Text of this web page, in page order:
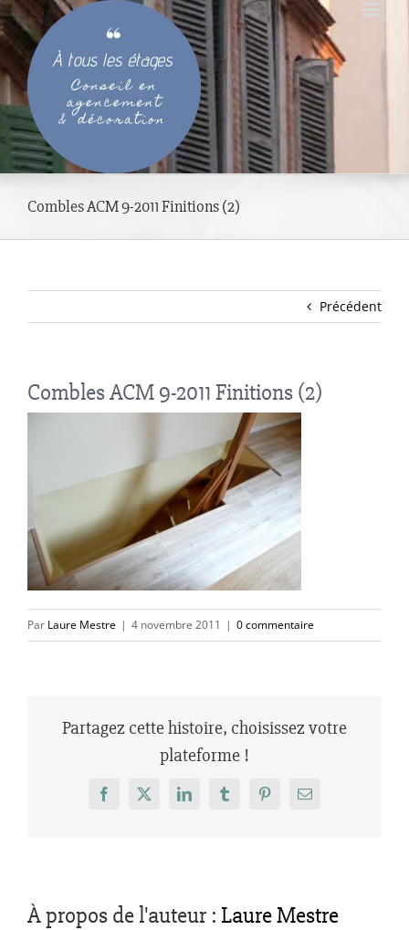
Passer
au
contenu
Combles ACM 9-2011 Finitions (2)
Précédent
Combles ACM 9-2011 Finitions (2)
Par Laure Mestre | 4 novembre 2011 | 0 commentaire
Partagez cette histoire, choisissez votre
plateforme !
Facebook
X LinkedInTumblrPinterestEmail
À propos de l'auteur : Laure Mestre